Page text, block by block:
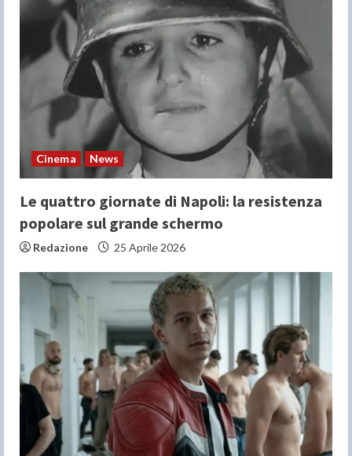
Cinema News
Le quattro giornate di Napoli: la resistenza
popolare sul grande schermo
Redazione 25 Aprile 2026